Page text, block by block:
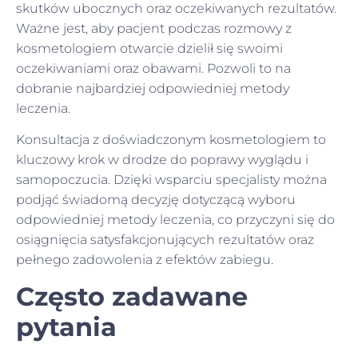
skutków ubocznych oraz oczekiwanych rezultatów.
Ważne jest, aby pacjent podczas rozmowy z
kosmetologiem otwarcie dzielił się swoimi
oczekiwaniami oraz obawami. Pozwoli to na
dobranie najbardziej odpowiedniej metody
leczenia.
Konsultacja z doświadczonym kosmetologiem to
kluczowy krok w drodze do poprawy wyglądu i
samopoczucia. Dzięki wsparciu specjalisty można
podjąć świadomą decyzję dotyczącą wyboru
odpowiedniej metody leczenia, co przyczyni się do
osiągnięcia satysfakcjonujących rezultatów oraz
pełnego zadowolenia z efektów zabiegu.
Często zadawane
pytania